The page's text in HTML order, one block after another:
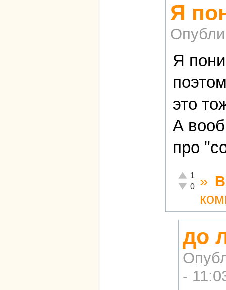
Я
Я
это
А
про
Отлично!
1
Неадекватно!
0 »
до
-